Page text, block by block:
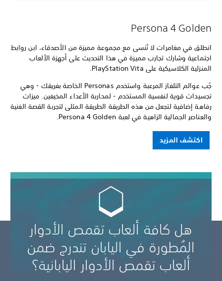
Persona 4 Golden
انطلق في مغامرات لا تُنسى مع مجموعة مميزة من الأصدقاء، ابن روابط
اجتماعية وشارك تجارب مميزة في هذا التحديث على أجهزة الألعاب
المنزلية الكلاسيكية على PlayStation Vita.
جُب عوالم التلفاز المرعبة واستخدم Personas الخاصة بفريقك - وهي
تجسيدات قوية لنفسية المستخدم - لمحاربة الأعداء المخيفين. ميزات
رفاهة إضافية لتجعل من هذه الطريقة الطريقة المثلى لتجربة القصة الغنية
والعناصر الجمالية الزاهية في لعبة Persona 4 Golden.
اكتشف المزيد
هل كافة ألعاب تقمص الأدوار
المُطورة في اليابان تندرج ضمن
ألعاب تقمص الأدوار اليابانية؟